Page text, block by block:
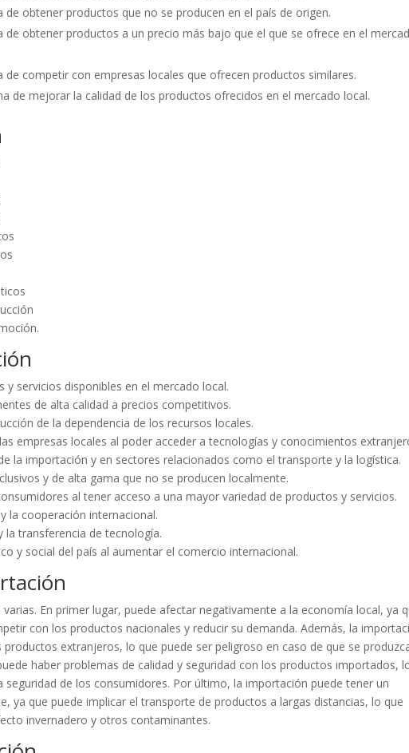
obtener productos que no se producen en el país de origen.
obtener productos a un precio más bajo que el que se ofrece en el
competir con empresas locales que ofrecen productos similares.
de mejorar la calidad de los productos ofrecidos en el mercado local.
servicios disponibles en el mercado local.
de alta calidad a precios competitivos.
de la dependencia de los recursos locales.
empresas locales al poder acceder a tecnologías y conocimientos
la importación y en sectores relacionados como el transporte y la logística.
y de alta gama que no se producen localmente.
al tener acceso a una mayor variedad de productos y servicios.
la cooperación internacional.
la transferencia de tecnología.
y social del país al aumentar el comercio internacional.
En primer lugar, puede afectar negativamente a la economía local, ya
con los productos nacionales y reducir su demanda. Además, la
extranjeros, lo que puede ser peligroso en caso de que se
haber problemas de calidad y seguridad con los productos importados,
seguridad de los consumidores. Por último, la importación puede tener un
ya que puede implicar el transporte de productos a largas distancias, lo que
invernadero y otros contaminantes.